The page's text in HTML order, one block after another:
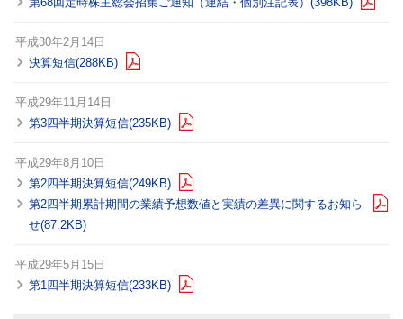
平成30年2月14日
決算短信(288KB)
平成29年11月14日
第3四半期決算短信(235KB)
平成29年8月10日
第2四半期決算短信(249KB)
第2四半期累計期間の業績予想数値と実績の差異に関するお知ら
せ(87.2KB)
平成29年5月15日
第1四半期決算短信(233KB)